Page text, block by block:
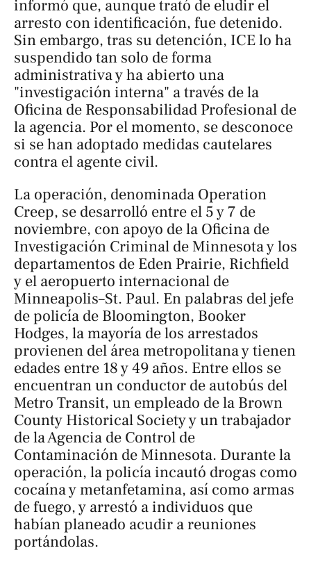
informó que, aunque trató de eludir el
arresto con identificación, fue detenido.
Sin embargo, tras su detención, ICE lo ha
suspendido tan solo de forma
administrativa y ha abierto una
"investigación interna" a través de la
Oficina de Responsabilidad Profesional de
la agencia. Por el momento, se desconoce
si se han adoptado medidas cautelares
contra el agente civil.
La operación, denominada Operation
Creep, se desarrolló entre el 5 y 7 de
noviembre, con apoyo de la Oficina de
Investigación Criminal de Minnesota y los
departamentos de Eden Prairie, Richfield
y el aeropuerto internacional de
Minneapolis–St. Paul. En palabras del jefe
de policía de Bloomington, Booker
Hodges, la mayoría de los arrestados
provienen del área metropolitana y tienen
edades entre 18 y 49 años. Entre ellos se
encuentran un conductor de autobús del
Metro Transit, un empleado de la Brown
County Historical Society y un trabajador
de la Agencia de Control de
Contaminación de Minnesota. Durante la
operación, la policía incautó drogas como
cocaína y metanfetamina, así como armas
de fuego, y arrestó a individuos que
habían planeado acudir a reuniones
portándolas.